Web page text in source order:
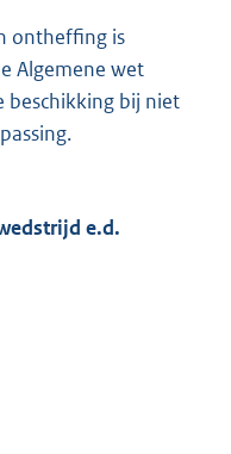
ontheffing is
Algemene wet
beschikking bij niet
e.d.